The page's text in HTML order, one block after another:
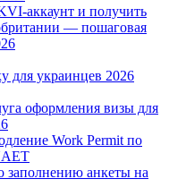
аккаунт и получить
— пошаговая
для украинцев 2026
оформления визы для
Work Permit по
заполнению анкеты на